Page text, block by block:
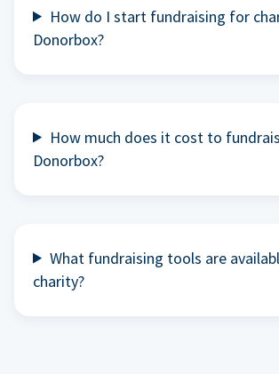
How do I start fundraising for
Donorbox?
How much does it cost to
Donorbox?
What fundraising tools are
charity?